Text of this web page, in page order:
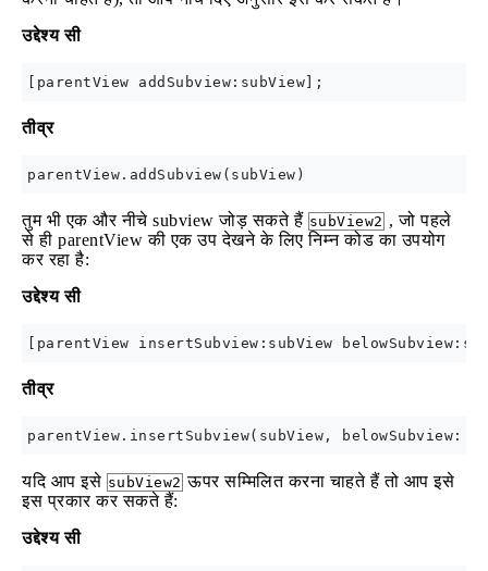
उद्देश्य सी
तीव्र
तुम भी एक और नीचे subview जोड़ सकते हैं subView2 , जो पहले
से ही parentView की एक उप देखने के लिए निम्न कोड का उपयोग
कर रहा है:
उद्देश्य सी
तीव्र
यदि आप इसे subView2 ऊपर सम्मिलित करना चाहते हैं तो आप इसे
इस प्रकार कर सकते हैं:
उद्देश्य सी